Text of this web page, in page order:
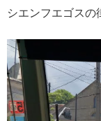
シエンフエゴスの